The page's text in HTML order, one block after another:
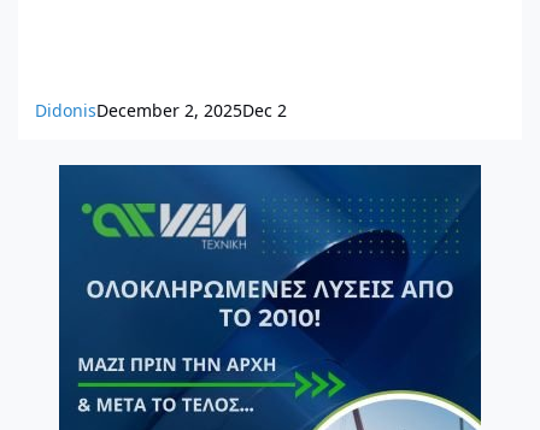
DidonisDecember 2, 2025Dec 2